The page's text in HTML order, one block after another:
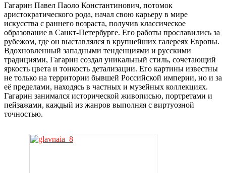
Гагарин Павел Паоло Константинович, потомок
аристократического рода, начал свою карьеру в мире
искусства с раннего возраста, получив классическое
образование в Санкт-Петербурге. Его работы прославились за
рубежом, где он выставлялся в крупнейших галереях Европы.
Вдохновленный западными тенденциями и русскими
традициями, Гагарин создал уникальный стиль, сочетающий
яркость цвета и тонкость детализации. Его картины известны
не только на территории бывшей Российской империи, но и за
её пределами, находясь в частных и музейных коллекциях.
Гагарин занимался исторической живописью, портретами и
пейзажами, каждый из жанров выполняя с виртуозной
точностью.